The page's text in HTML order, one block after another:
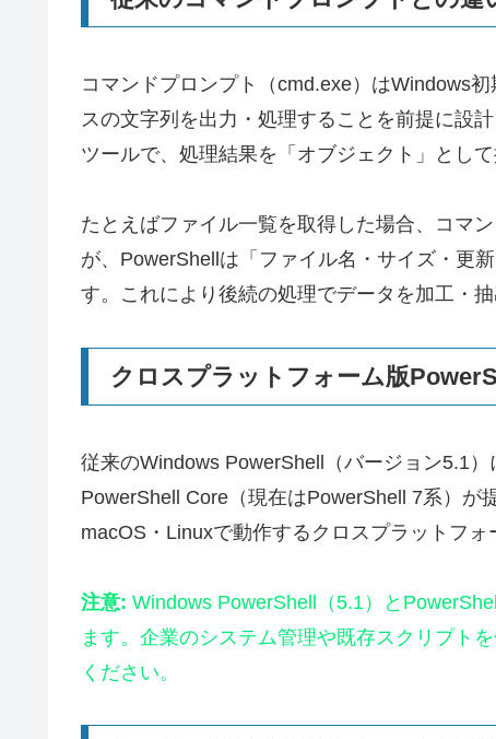
コマンドプロンプト（cmd.exe）はWindows
スの文字列を出力・処理することを前提に設
ツールで、処理結果を「オブジェクト」とし
たとえばファイル一覧を取得した場合、コマ
が、PowerShellは「ファイル名・サイズ・更
す。これにより後続の処理でデータを加工・
クロスプラットフォーム版
従来のWindows PowerShell（バージョン5.1
PowerShell Core（現在はPowerShell 7系）が
macOS・Linuxで動作するクロスプラットフォ
注意: Windows PowerShell（5.1）と
ます。企業のシステム管理や既存スクリプト
ください。